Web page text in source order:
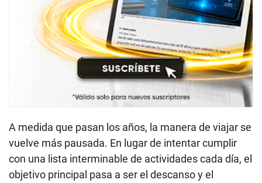
A medida que pasan los años, la manera de viajar se
vuelve más pausada. En lugar de intentar cumplir
con una lista interminable de actividades cada día, el
objetivo principal pasa a ser el descanso y el